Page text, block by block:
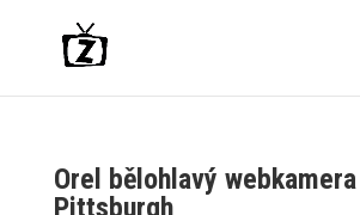
Orel bělohlavý webkamera
Pittsburgh